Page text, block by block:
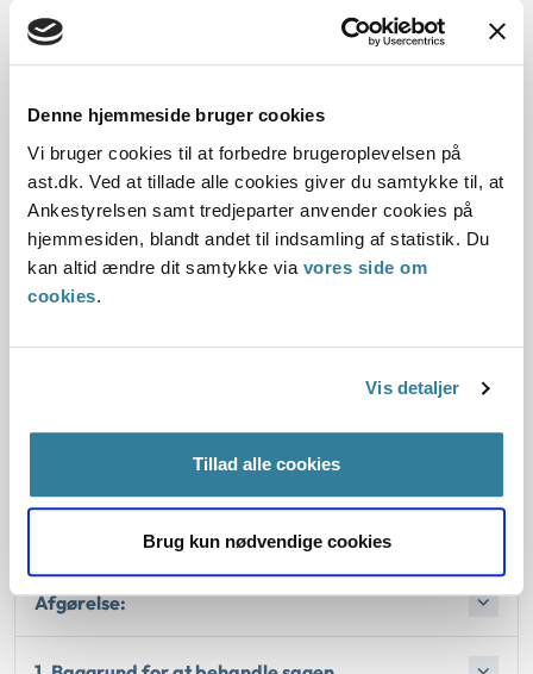
Denne hjemmeside bruger cookies
Vi bruger cookies til at forbedre brugeroplevelsen på
ast.dk. Ved at tillade alle cookies giver du samtykke til, at
Ankestyrelsen samt tredjeparter anvender cookies på
hjemmesiden, blandt andet til indsamling af statistik. Du
kan altid ændre dit samtykke via vores side om
cookies.
Vis detaljer
Tillad alle cookies
Brug kun nødvendige cookies
Hvis borgeren ikke har deltaget i det møde i
rehabiliteringsteamet, hvor borgerens sag har været
kommunens afgørelse er ugyldig, medmindre det er
åbenbart formålsløst at udvikle borgerens arbejdsevne,
eller det i den konkrete sag kan udelukkes, at den
manglende borgerinddragelse har haft betydning for
afgørelsens resultat.
I den konkrete sag vurderede Beskæftigelsesudvalget, at
det ikke kunne udelukkes, at en yderligere dialog med
rehabiliteringsteamet kunne have ført til en anden
vurdering af sagen. Kommunens afgørelse var derfor
behandling i kommunen.
Afgørelse: